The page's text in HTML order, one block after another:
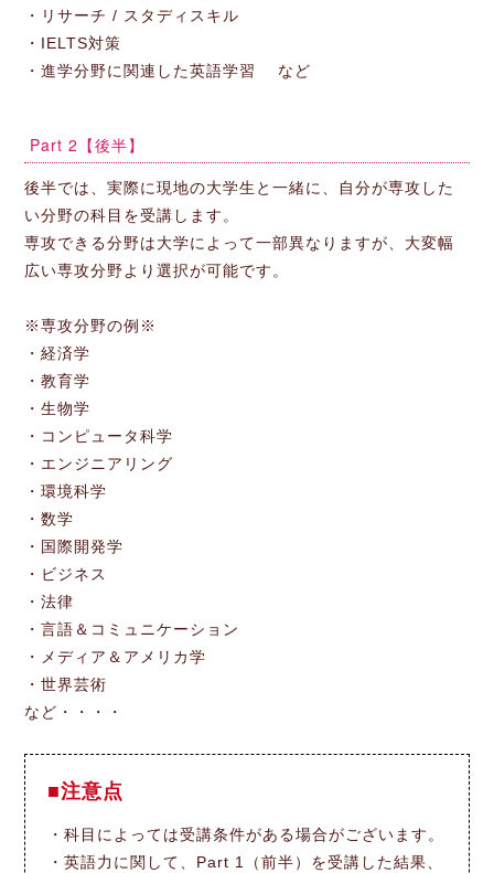
・リサーチ / スタディスキル
・IELTS対策
・進学分野に関連した英語学習 など
Part 2【後半】
後半では、実際に現地の大学生と一緒に、自分が専攻した
い分野の科目を受講します。
専攻できる分野は大学によって一部異なりますが、大変幅
広い専攻分野より選択が可能です。
※専攻分野の例※
・経済学
・教育学
・生物学
・コンピュータ科学
・エンジニアリング
・環境科学
・数学
・国際開発学
・ビジネス
・法律
・言語＆コミュニケーション
・メディア＆アメリカ学
・世界芸術
など・・・・
注意点
・科目によっては受講条件がある場合がございます。
・英語力に関して、Part 1（前半）を受講した結果、